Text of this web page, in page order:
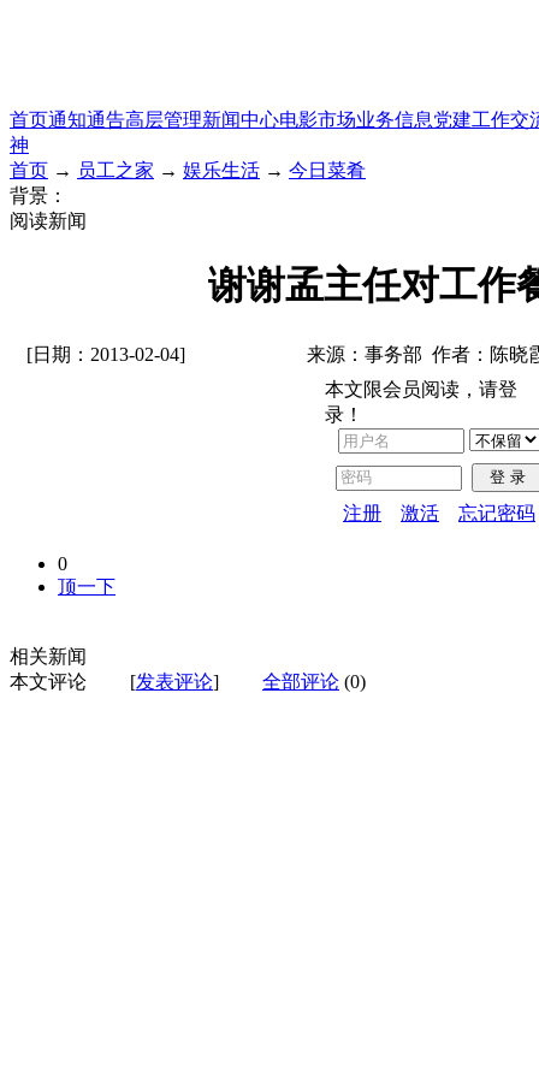
首页通知通告高层管理新闻中心电影市场业务信息党建工作交
神
首页 → 员工之家 → 娱乐生活 → 今日菜肴
背景：
阅读新闻
谢谢孟主任对工作
[日期：2013-02-04]
来源：事务部 作者：陈晓
本文限会员阅读，请登
录！
登 录
注册 激活 忘记密码
0
顶一下
相关新闻
本文评论 [发表评论] 全部评论 (0)